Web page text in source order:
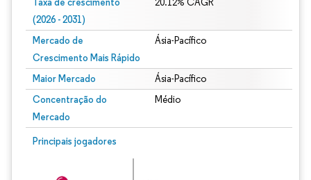
(2026 - 2031)
20.12% CAGR
Mercado de
Crescimento Mais Rápido
Ásia-Pacífico
Maior Mercado Ásia-Pacífico
Concentração do
Mercado
Médio
Principais jogadores
Imagem © Mordor Intelligence. O reuso requer atribuição conforme CC BY 4.0.